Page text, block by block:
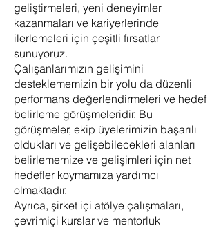
geliştirmeleri, yeni deneyimler
kazanmaları ve kariyerlerinde
ilerlemeleri için çeşitli fırsatlar
sunuyoruz.
Çalışanlarımızın gelişimini
desteklememizin bir yolu da düzenli
performans değerlendirmeleri ve hedef
belirleme görüşmeleridir. Bu
görüşmeler, ekip üyelerimizin başarılı
oldukları ve gelişebilecekleri alanları
belirlememize ve gelişimleri için net
hedefler koymamıza yardımcı
olmaktadır.
Ayrıca, şirket içi atölye çalışmaları,
çevrimiçi kurslar ve mentorluk